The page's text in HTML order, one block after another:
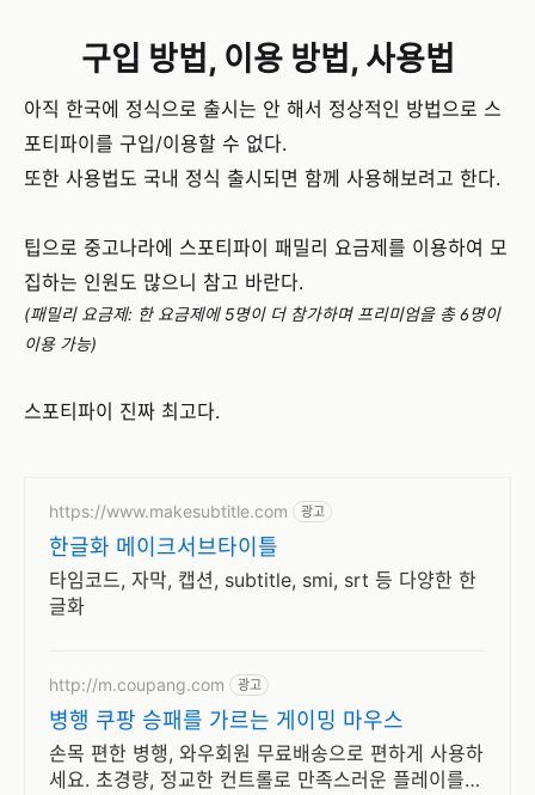
구입 방법, 이용 방법, 사용법
아직 한국에 정식으로 출시는 안 해서 정상적인 방법으로 스
포티파이를 구입/이용할 수 없다.
또한 사용법도 국내 정식 출시되면 함께 사용해보려고 한다.
팁으로 중고나라에 스포티파이 패밀리 요금제를 이용하여 모
집하는 인원도 많으니 참고 바란다.
(패밀리 요금제: 한 요금제에 5명이 더 참가하며 프리미엄을 총 6명이
이용 가능)
스포티파이 진짜 최고다.
https://www.makesubtitle.com 광고
한글화 메이크서브타이틀
타임코드, 자막, 캡션, subtitle, smi, srt 등 다양한 한
글화
http://m.coupang.com 광고
병행 쿠팡 승패를 가르는 게이밍 마우스
손목 편한 병행, 와우회원 무료배송으로 편하게 사용하
세요. 초경량, 정교한 컨트롤로 만족스러운 플레이를